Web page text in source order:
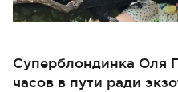
Суперблондинка Оля
часов в пути ради